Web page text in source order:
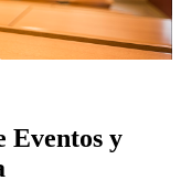
Eventos y